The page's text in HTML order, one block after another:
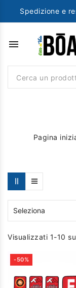
Spedizione e
menu
Pagina
Seleziona
Visualizzati 1-10
-50%